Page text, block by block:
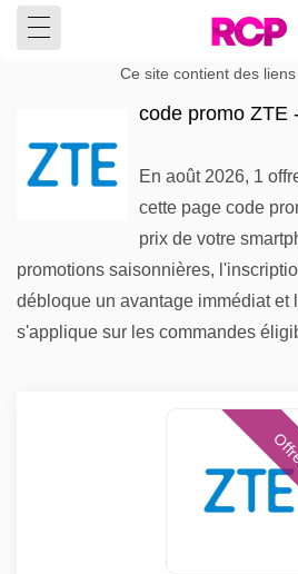
Ce site contient des
code promo ZTE
En août 2026, 1
cette page code
prix de votre
promotions saisonnières,
débloque un avantage immédiat et
s'applique sur les commandes